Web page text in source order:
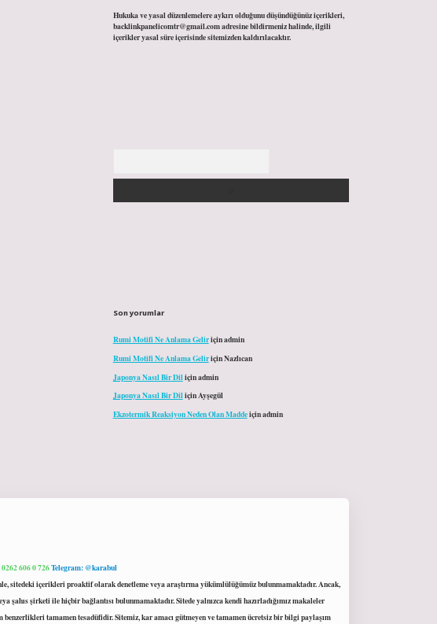
Hukuka ve yasal düzenlemelere aykırı olduğunu düşündüğünüz içerikleri,
backlinkpanelicomtr@gmail.comadresine bildirmeniz halinde, ilgili
içerikler yasal süre içerisinde sitemizden kaldırılacaktır.
Son yorumlar
Rumi Motifi Ne Anlama Geliriçinadmin
Rumi Motifi Ne Anlama GeliriçinNazlıcan
Japonya Nasıl Bir Dil içinadmin
Japonya Nasıl Bir DiliçinAyşegül
Ekzotermik Reaksiyon Neden Olan Maddeiçinadmin
606 0 726Telegram: @karabul
sitedeki içerikleri proaktif olarak denetleme veya araştırma yükümlülüğümüz bulunmamaktadır. Ancak,
şirketi ile hiçbir bağlantısı bulunmamaktadır. Sitede yalnızca kendi hazırladığımız makaleler
tamamen tesadüfidir. Sitemiz, kar amacı gütmeyen ve tamamen ücretsiz bir bilgi paylaşım